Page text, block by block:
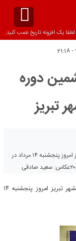
لطفا یک افزونه تاریخ نصب کنید.
دوره
تبریز
آیین تحلیف اعضای ششمین دوره شورای اسلامی کلانشهر تبریز امروز پنجشنبه ۱۴ مرداد در
آیین تحلیف اعضای ششمین دوره شورای اسلامی کلانشهر تبریز امروز پنجشنبه ۱۴